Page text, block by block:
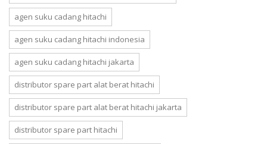
agen suku cadang hitachi
agen suku cadang hitachi indonesia
agen suku cadang hitachi jakarta
distributor spare part alat berat hitachi
distributor spare part alat berat hitachi jakarta
distributor spare part hitachi